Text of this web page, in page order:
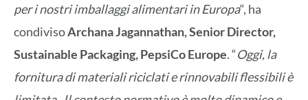
per i nostri imballaggi alimentari in Europa“, ha
condivisoArchana Jagannathan, Senior Director,
Sustainable Packaging, PepsiCo Europe. “Oggi, la
fornitura di materiali riciclati e rinnovabili flessibili è